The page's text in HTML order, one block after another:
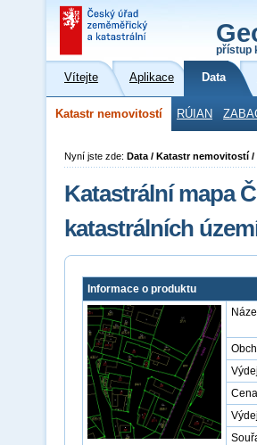
přístup
Vítejte Aplikace Data
Katastr nemovitostí RÚIAN
Nyní jste zde: Data / Katastr nemovitostí
Katastrální mapa
katastrálních
Informace o produktu